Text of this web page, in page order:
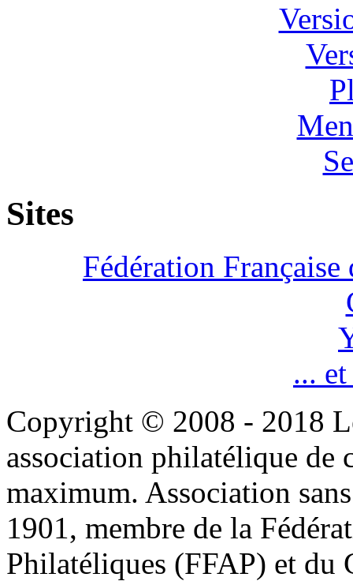
Sites
Fédération
...
Copyright © 2008 - 2018
association philatélique de
maximum. Association
1901, membre de la
Philatéliques (FFAP) et du